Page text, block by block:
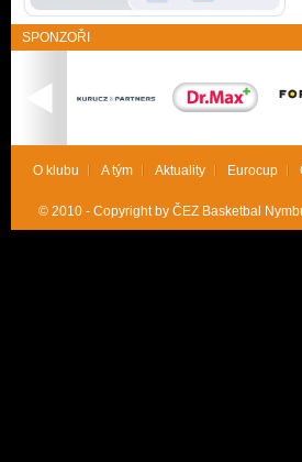
SPONZOŘI
O klubu A tým Aktuality Eurocup
© 2010 - Copyright by ČEZ Basketbal